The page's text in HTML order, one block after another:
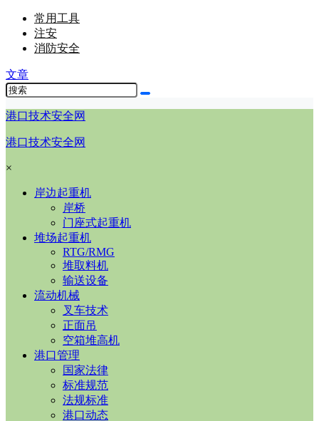
常用工具
注安
消防安全
文章
港口技术安全网
港口技术安全网
×
岸边起重机
岸桥
门座式起重机
堆场起重机
RTG/RMG
堆取料机
输送设备
流动机械
叉车技术
正面吊
空箱堆高机
港口管理
国家法律
标准规范
法规标准
港口动态